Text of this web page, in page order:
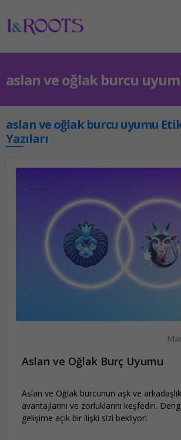
aslan ve oğlak burcu
aslan ve oğlak burcu uyumu
Yazıları
Aslan ve Oğlak Burç Uyumu
Aslan ve Oğlak burcunun aşk ve
avantajlarını ve zorluklarını keşfedin.
gelişime açık bir ilişki sizi bekliyor!